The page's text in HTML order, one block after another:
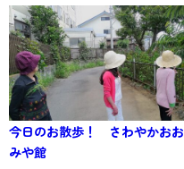
今日のお散歩！ さわやかおお
みや館